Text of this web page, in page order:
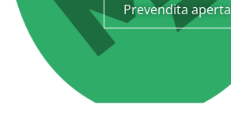
Prevendita aperta